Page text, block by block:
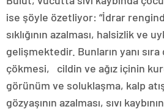
ise şöyle özetliyor: “İdrar
sıklığının azalması, halsizlik ve
gelişmektedir. Bunların yanı
çökmesi, cildin ve ağız içinin
görünüm ve soluklaşma, kalp
gözyaşının azalması, sıvı